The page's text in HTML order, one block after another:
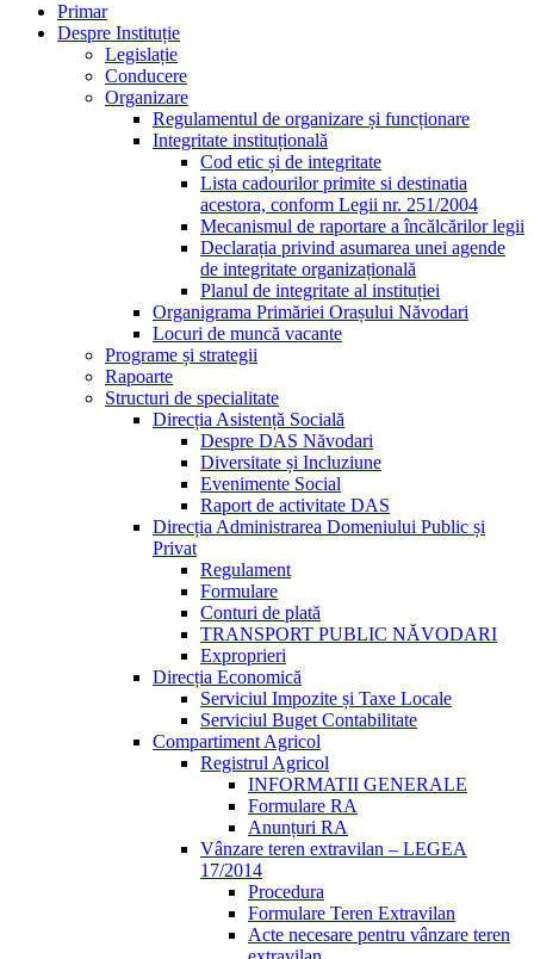
Primar
Despre Instituție
Legislație
Conducere
Organizare
Regulamentul de organizare și funcționare
Integritate instituțională
Cod etic și de integritate
Lista cadourilor primite si destinatia
acestora, conform Legii nr. 251/2004
Mecanismul de raportare a încălcărilor legii
Declarația privind asumarea unei agende
de integritate organizațională
Planul de integritate al instituției
Organigrama Primăriei Orașului Năvodari
Locuri de muncă vacante
Programe și strategii
Rapoarte
Structuri de specialitate
Direcția Asistență Socială
Despre DAS Năvodari
Diversitate și Incluziune
Evenimente Social
Raport de activitate DAS
Direcția Administrarea Domeniului Public și
Privat
Regulament
Formulare
Conturi de plată
TRANSPORT PUBLIC NĂVODARI
Exproprieri
Direcția Economică
Serviciul Impozite și Taxe Locale
Serviciul Buget Contabilitate
Compartiment Agricol
Registrul Agricol
INFORMATII GENERALE
Formulare RA
Anunțuri RA
Vânzare teren extravilan – LEGEA
17/2014
Procedura
Formulare Teren Extravilan
Acte necesare pentru vânzare teren